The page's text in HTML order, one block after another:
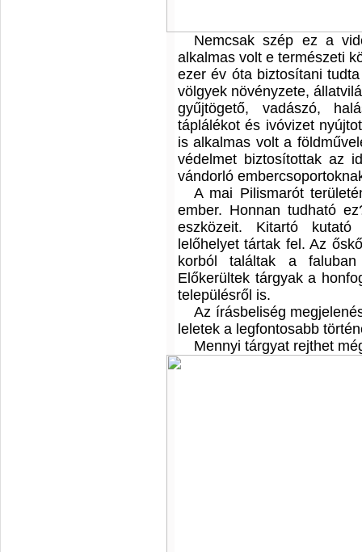
Nemcsak szép ez a
alkalmas volt e természeti
ezer év óta biztosítani
völgyek növényzete,
gyűjtögető, vadászó,
táplálékot és ivóvizet
is alkalmas volt a
védelmet biztosítottak az
vándorló
A mai Pilismarót
ember. Honnan tudható
eszközeit. Kitartó kutató
lelőhelyet tártak fel. Az
korból találtak a
Előkerültek tárgyak a
településről is.
Az írásbeliség
leletek a legfontosabb
Mennyi tárgyat rejthet